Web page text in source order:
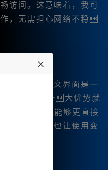
访问。这意味着，我可
，无需担心网络不稳
好
说，使用外文界面是一
版最大的一大优势就
文提示，我能够更直接
的中文界面也让使用变